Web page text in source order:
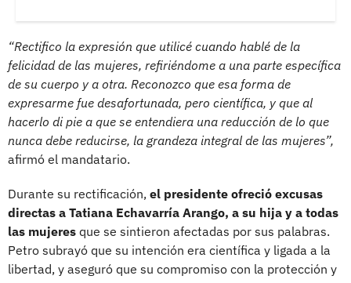
“Rectifico la expresión que utilicé cuando hablé de la
felicidad de las mujeres, refiriéndome a una parte específica
de su cuerpo y a otra. Reconozco que esa forma de
expresarme fue desafortunada, pero científica, y que al
hacerlo di pie a que se entendiera una reducción de lo que
nunca debe reducirse, la grandeza integral de las mujeres”,
afirmó el mandatario.
Durante su rectificación, el presidente ofreció excusas
directas a Tatiana Echavarría Arango, a su hija y a todas
las mujeres que se sintieron afectadas por sus palabras.
Petro subrayó que su intención era científica y ligada a la
libertad, y aseguró que su compromiso con la protección y